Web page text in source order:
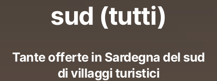
sud (tutti)
Tante offerte in Sardegna del sud
di villaggi turistici